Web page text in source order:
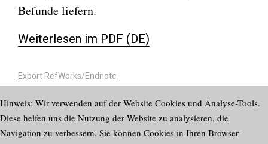
Befunde liefern.
Weiterlesen im PDF (DE)
Export RefWorks/Endnote
Hinweis: Wir verwenden auf der Website Cookies und Analyse-Tools.
Diese helfen uns die Nutzung der Website zu analysieren, die
Navigation zu verbessern. Sie können Cookies in Ihren Browser-